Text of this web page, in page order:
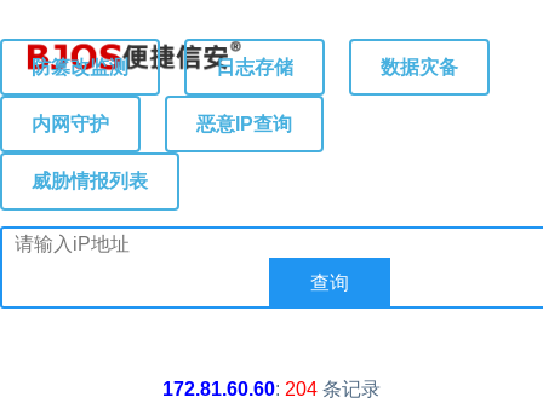
防篡改监测 日志存储 数据灾备
内网守护 恶意IP查询
威胁情报列表
172.81.60.60: 204 条记录